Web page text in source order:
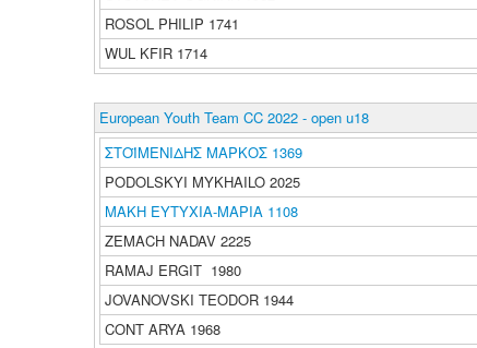
ROSOL PHILIP 1741
WUL KFIR 1714
European Youth Team CC 2022 - open u18
ΣΤΟΪΜΕΝΙΔΗΣ ΜΑΡΚΟΣ 1369
PODOLSKYI MYKHAILO 2025
ΜΑΚΗ ΕΥΤΥΧΙΑ-ΜΑΡΙΑ 1108
ZEMACH NADAV 2225
RAMAJ ERGIT 1980
JOVANOVSKI TEODOR 1944
CONT ARYA 1968